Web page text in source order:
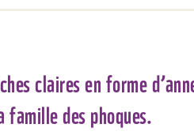
claires en forme
des phoques.